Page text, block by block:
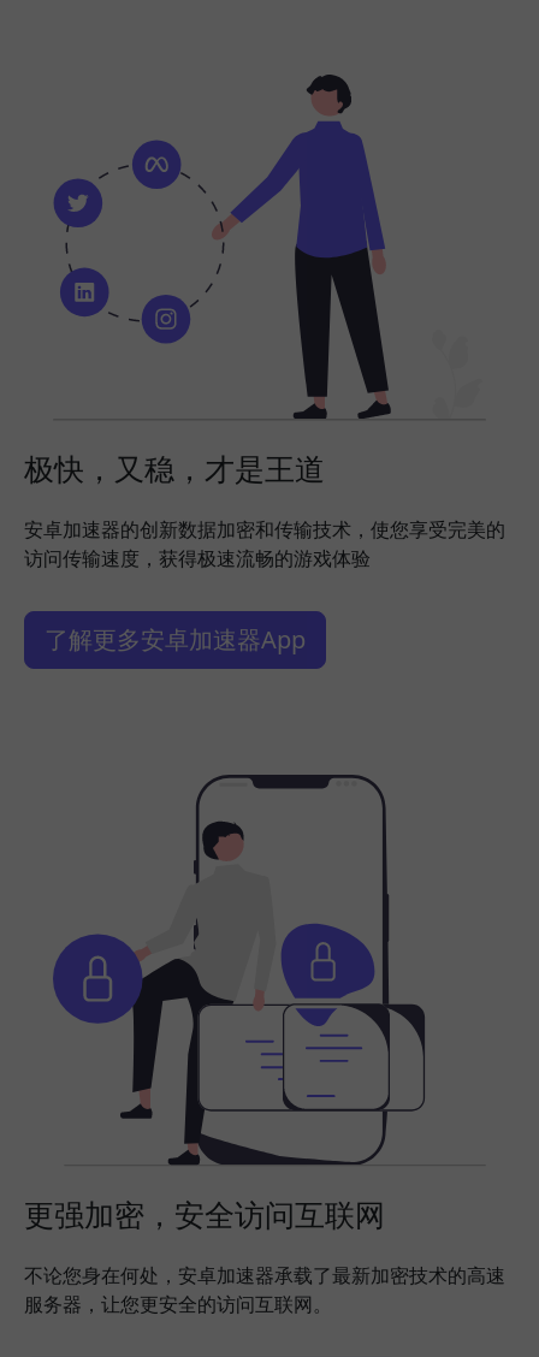
极快，又稳，才是王道
安卓加速器的创新数据加密和传输技术，使您享受完美的
访问传输速度，获得极速流畅的游戏体验
了解更多安卓加速器App
更强加密，安全访问互联网
不论您身在何处，安卓加速器承载了最新加密技术的高速
服务器，让您更安全的访问互联网。